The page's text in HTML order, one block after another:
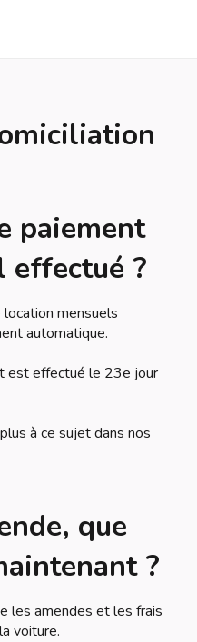
paiement
effectué ?
mensuels
automatique.
est effectué le 23e jour
à ce sujet dans nos
que
?
les amendes et les frais
voiture.